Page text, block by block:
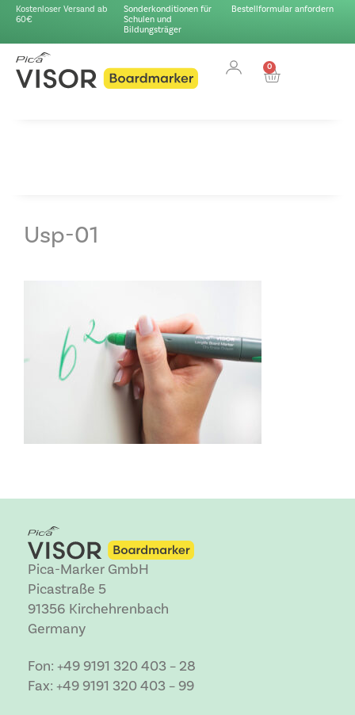
Kostenloser Versand ab
60€
Sonderkonditionen für
Schulen und
Bildungsträger
Bestellformular anfordern
0
Usp-01
Pica-Marker GmbH
Picastraße 5
91356 Kirchehrenbach
Germany
Fon: +49 9191 320 403 – 28
Fax: +49 9191 320 403 – 99